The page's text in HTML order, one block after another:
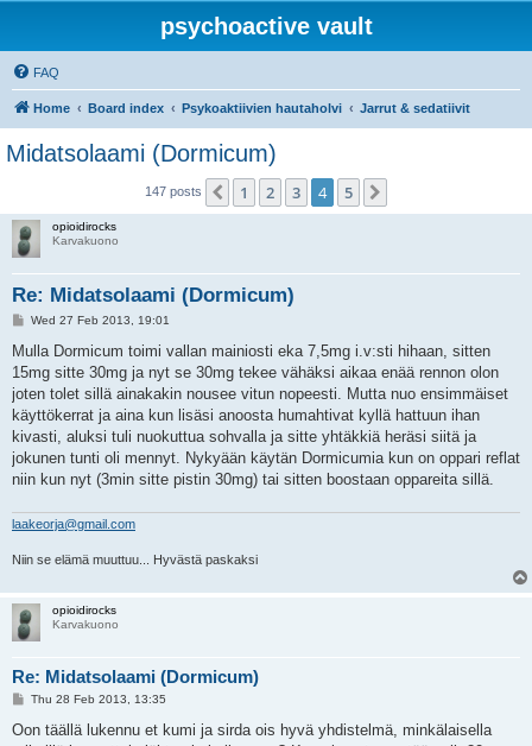
psychoactive vault
FAQ
Home Board index Psykoaktiivien hautaholvi Jarrut & sedatiivit
Midatsolaami (Dormicum)
147 posts Previous
1 2 3 4 5
opioidirocks
Karvakuono
Re: Midatsolaami (Dormicum)
P
s
Wed 27 Feb 2013, 19:01
Mulla Dormicum toimi vallan mainiosti eka 7,5mg i.v:sti hihaan, sitten
15mg sitte 30mg ja nyt se 30mg tekee vähäksi aikaa enää rennon olon
joten tolet sillä ainakakin nousee vitun nopeesti. Mutta nuo ensimmäiset
käyttökerrat ja aina kun lisäsi anoosta humahtivat kyllä hattuun ihan
kivasti, aluksi tuli nuokuttua sohvalla ja sitte yhtäkkiä heräsi siitä ja
jokunen tunti oli mennyt. Nykyään käytän Dormicumia kun on oppari reflat
niin kun nyt (3min sitte pistin 30mg) tai sitten boostaan oppareita sillä.
laakeorja@gmail.com
Niin se elämä muuttuu... Hyvästä paskaksi
opioidirocks
Karvakuono
Re: Midatsolaami (Dormicum)
P
s
Thu 28 Feb 2013, 13:35
Oon täällä lukennu et kumi ja sirda ois hyvä yhdistelmä, minkälaisella